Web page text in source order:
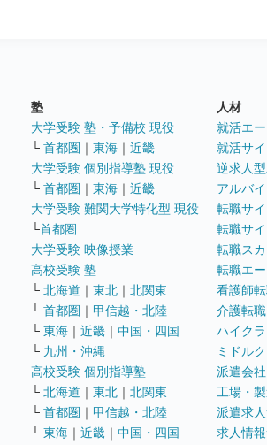
塾
大学受験 塾・予備校 現役
└ 首都圏 ｜ 東海 ｜ 近畿
大学受験 個別指導塾 現役
└ 首都圏 ｜ 東海 ｜ 近畿
大学受験 難関大学特化型 現役
└首都圏
大学受験 映像授業
高校受験 塾
└ 北海道 ｜ 東北 ｜ 北関東
└ 首都圏 ｜ 甲信越・北陸
└ 東海 ｜ 近畿 ｜ 中国・四国
└ 九州・沖縄
高校受験 個別指導塾
└ 北海道 ｜ 東北 ｜ 北関東
└ 首都圏 ｜ 甲信越・北陸
└ 東海 ｜ 近畿 ｜ 中国・四国
人材
就活エ
就活サイ
逆求人
アルバ
転職サイ
転職サ
転職ス
転職エ
看護師
介護転職
ハイクラ
ミドル
派遣会社
工場・
派遣求
求人情